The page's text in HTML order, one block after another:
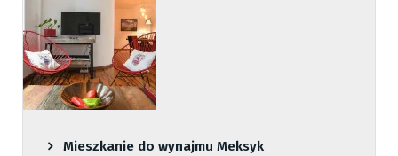
Mieszkanie do wynajmu Meksyk